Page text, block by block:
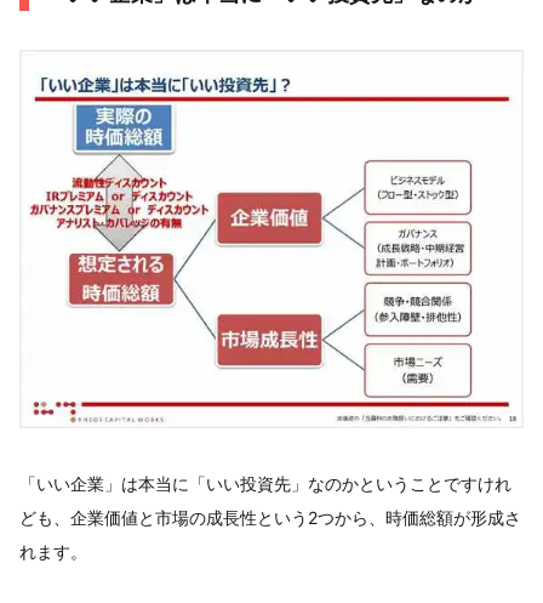
「いい企業」は本当に「いい投資先」なのかということですけれ
ども、企業価値と市場の成長性という2つから、時価総額が形成さ
れます。